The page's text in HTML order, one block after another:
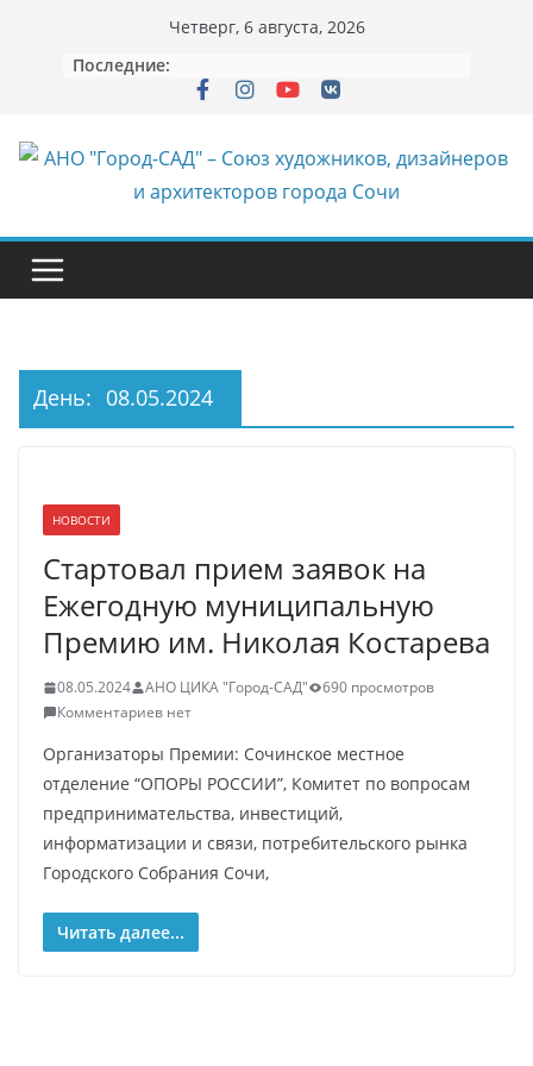
содержимому
Четверг, 6 августа, 2026
Последние:
День: 08.05.2024
НОВОСТИ
Стартовал прием заявок на
Ежегодную муниципальную
Премию им. Николая Костарева
08.05.2024 АНО ЦИКА "Город-САД"
690 просмотров
Комментариев нет
Организаторы Премии: Сочинское местное
отделение “ОПОРЫ РОССИИ”, Комитет по вопросам
предпринимательства, инвестиций,
информатизации и связи, потребительского рынка
Городского Собрания Сочи,
Читать далее...